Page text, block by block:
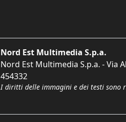
Nord Est Multimedia S.p.a.
Nord Est Multimedia S.p.a. - Via
454332
I diritti delle immagini e dei testi sono